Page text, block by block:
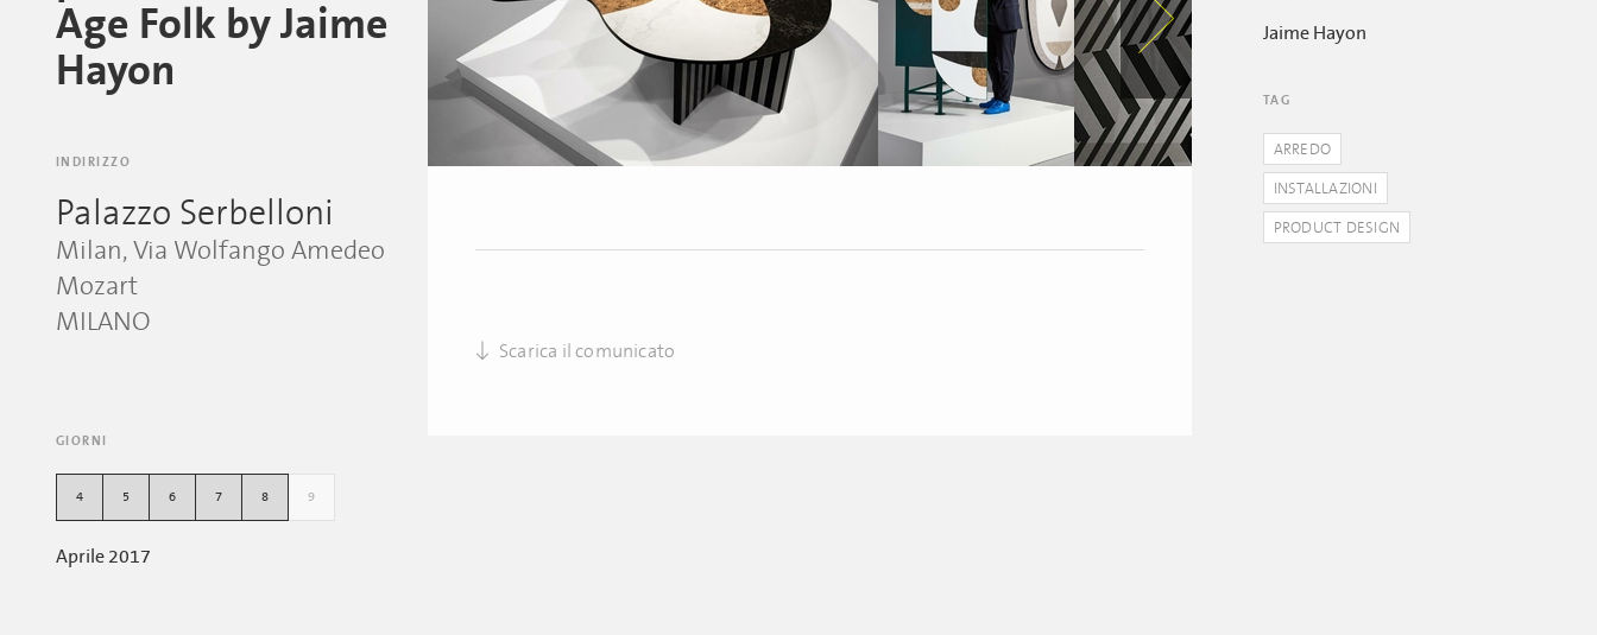
Age Folk by Jaime
Hayon
INDIRIZZO
Palazzo Serbelloni
Milan, Via Wolfango Amedeo
Mozart
MILANO
GIORNI
4 5 6 7 8 9
Aprile 2017
Scarica il comunicato
Jaime Hayon
TAG
ARREDO
INSTALLAZIONI
PRODUCT DESIGN